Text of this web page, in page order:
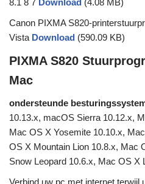
8.1 8 7 Download (4.08 MB)
Canon PIXMA S820-
Vista Download (590.09 KB)
PIXMA S820
Mac
ondersteunde
10.13.x, macOS Sierra 10.12.x,
Mac OS X Yosemite 10.10.x,
OS X Mountain Lion 10.8.x, Mac
Snow Leopard 10.6.x, Mac OS X